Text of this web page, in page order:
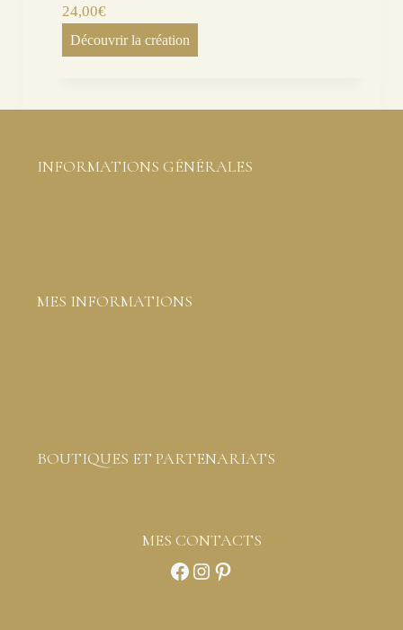
24,00€
Découvrir la création
INFORMATIONS GÉNÉRALES
MES INFORMATIONS
BOUTIQUES ET PARTENARIATS
MES CONTACTS
Facebook
Instagram
Pinterest